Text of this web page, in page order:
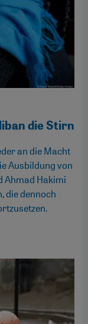
die Stirn
an die Macht
Ausbildung von
Ahmad Hakimi
die dennoch